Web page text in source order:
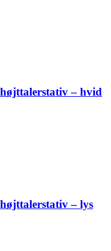
– hvid
– lys